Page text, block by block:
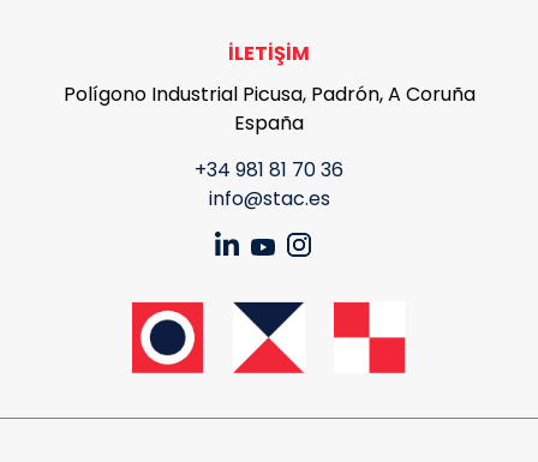
İLETIŞIM
Polígono Industrial Picusa, Padrón, A Coruña
España
+34 981 81 70 36
info@stac.es